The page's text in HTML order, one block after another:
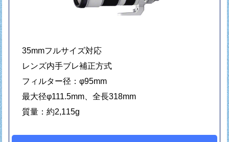
35mmフルサイズ対応
レンズ内手ブレ補正方式
フィルター径：φ95mm
最大径φ111.5mm、全長318mm
質量：約2,115g